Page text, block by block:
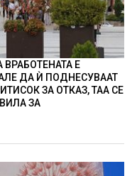
Е
ДА Ѝ ПОДНЕСУВААТ
ЗА ОТКАЗ, ТАА СЕ
ЗА